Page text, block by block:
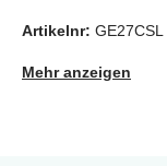
Artikelnr: GE27CSL
Mehr anzeigen